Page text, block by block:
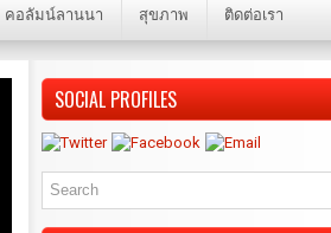
คอลัมน์ลานนา สุขภาพ ติดต่อเรา
SOCIAL PROFILES